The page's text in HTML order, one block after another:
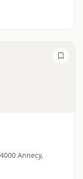
Annecy,